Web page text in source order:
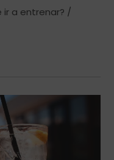
a entrenar? /